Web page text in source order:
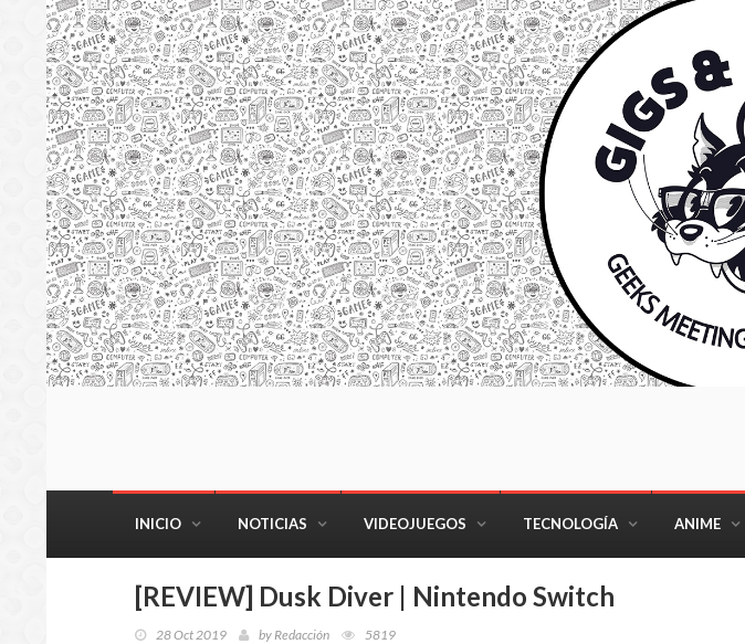
INICIO NOTICIAS VIDEOJUEGOS TECNOLOGÍA ANIME
[REVIEW] Dusk Diver | Nintendo Switch
28 Oct 2019 byRedacción 5819